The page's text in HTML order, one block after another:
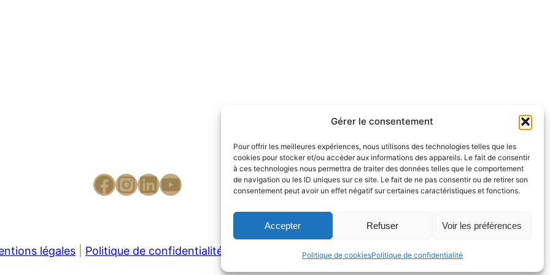
Gérer le consentement
Pour offrir les meilleures expériences, nous utilisons des technologies telles que les
cookies pour stocker et/ou accéder aux informations des appareils. Le fait de consentir
à ces technologies nous permettra de traiter des données telles que le comportement
de navigation ou les ID uniques sur ce site. Le fait de ne pas consentir ou de retirer son
consentement peut avoir un effet négatif sur certaines caractéristiques et fonctions.
Accepter Refuser Voir les préférences
Politique de cookiesPolitique de confidentialité
légales Politique de confidentialité Ma Politique RSE